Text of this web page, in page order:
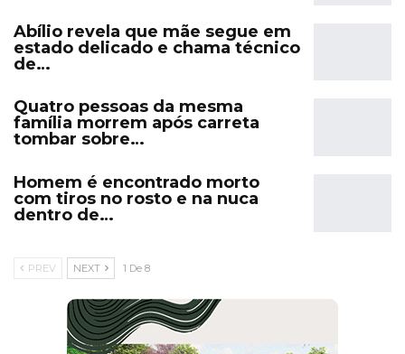
Abílio revela que mãe segue em
estado delicado e chama técnico
de…
Quatro pessoas da mesma
família morrem após carreta
tombar sobre…
Homem é encontrado morto
com tiros no rosto e na nuca
dentro de…
PREV NEXT 1 De 8